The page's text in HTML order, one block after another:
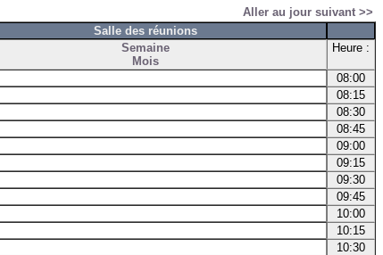
Aller au jour suivant >>
Salle des réunions
Semaine
Mois
Heure :
08:00
08:15
08:30
08:45
09:00
09:15
09:30
09:45
10:00
10:15
10:30